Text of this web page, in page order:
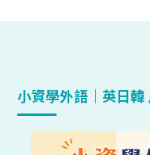
小資學外語｜英日